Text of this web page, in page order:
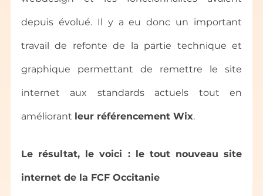
depuis évolué. Il y a eu donc un important
travail de refonte de la partie technique et
graphique permettant de remettre le site
internet aux standards actuels tout en
améliorant leur référencement Wix.
Le résultat, le voici : le tout nouveau site
internet de la FCF Occitanie